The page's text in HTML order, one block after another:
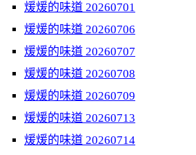
煖煖的味道 20260701
煖煖的味道 20260706
煖煖的味道 20260707
煖煖的味道 20260708
煖煖的味道 20260709
煖煖的味道 20260713
煖煖的味道 20260714